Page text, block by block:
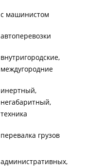
с машинистом
автоперевозки
внутригородские
междугородние
инертный
негабаритный
техника
перевалка грузов
административных